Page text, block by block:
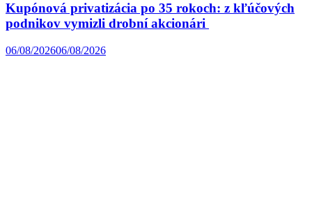
Kupónová privatizácia po 35 rokoch: z kľúčových
podnikov vymizli drobní akcionári
06/08/202606/08/2026